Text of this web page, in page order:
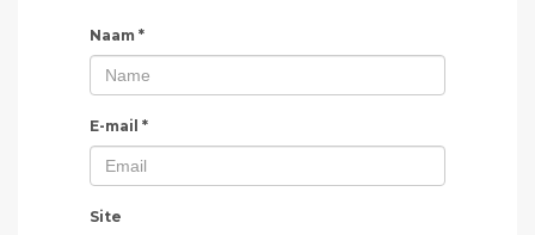
Naam *
E-mail *
Site